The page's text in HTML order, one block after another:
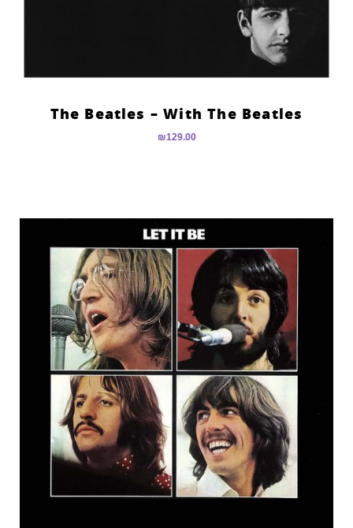
The Beatles – With The Beatles
₪129.00